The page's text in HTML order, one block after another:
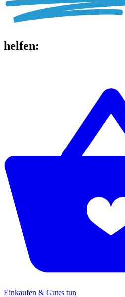
helfen:
Einkaufen & Gutes tun